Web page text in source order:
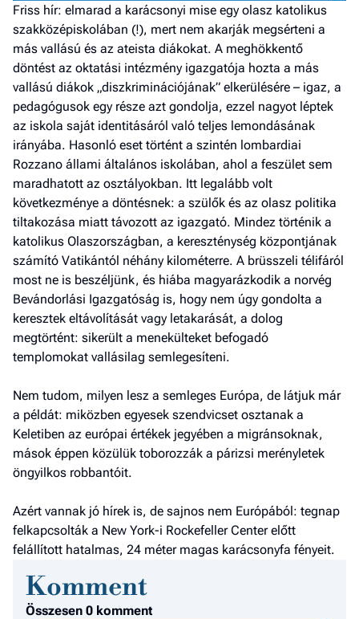
a
Friss hír: elmarad a karácsonyi mise egy olasz katolikus
szakközépiskolában (!), mert nem akarják megsérteni a
más vallású és az ateista diákokat. A meghökkentő
döntést az oktatási intézmény igazgatója hozta a más
vallású diákok „diszkriminációjának” elkerülésére – igaz, a
pedagógusok egy része azt gondolja, ezzel nagyot léptek
az iskola saját identitásáról való teljes lemondásának
irányába. Hasonló eset történt a szintén lombardiai
Rozzano állami általános iskolában, ahol a feszület sem
maradhatott az osztályokban. Itt legalább volt
következménye a döntésnek: a szülők és az olasz politika
tiltakozása miatt távozott az igazgató. Mindez történik a
katolikus Olaszországban, a kereszténység központjának
számító Vatikántól néhány kilométerre. A brüsszeli télifáról
most ne is beszéljünk, és hiába magyarázkodik a norvég
Bevándorlási Igazgatóság is, hogy nem úgy gondolta a
keresztek eltávolítását vagy letakarását, a dolog
megtörtént: sikerült a menekülteket befogadó
templomokat vallásilag semlegesíteni.
Nem tudom, milyen lesz a semleges Európa, de látjuk már
a példát: miközben egyesek szendvicset osztanak a
Keletiben az európai értékek jegyében a migránsoknak,
mások éppen közülük toborozzák a párizsi merényletek
öngyilkos robbantóit.
Azért vannak jó hírek is, de sajnos nem Európából: tegnap
felkapcsolták a New York-i Rockefeller Center előtt
felállított hatalmas, 24 méter magas karácsonyfa fényeit.
Komment
Összesen 0 komment